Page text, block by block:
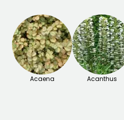
septentrionalis,
bijzonder de
Dust'die in het
bezaaid is met
bloemen. Andere
zoals de
A.
Acaena Acanthus